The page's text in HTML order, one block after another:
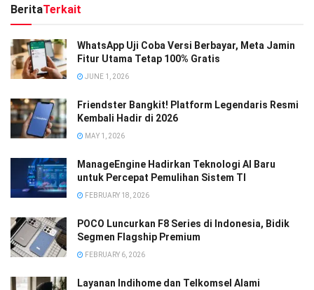
BeritaTerkait
WhatsApp Uji Coba Versi Berbayar, Meta Jamin
Fitur Utama Tetap 100% Gratis
JUNE 1, 2026
Friendster Bangkit! Platform Legendaris Resmi
Kembali Hadir di 2026
MAY 1, 2026
ManageEngine Hadirkan Teknologi AI Baru
untuk Percepat Pemulihan Sistem TI
FEBRUARY 18, 2026
POCO Luncurkan F8 Series di Indonesia, Bidik
Segmen Flagship Premium
FEBRUARY 6, 2026
Layanan Indihome dan Telkomsel Alami